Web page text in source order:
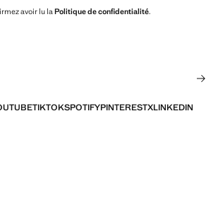
avoir lu la Politique de confidentialité.
TIKTOKSPOTIFYPINTERESTXLINKEDIN